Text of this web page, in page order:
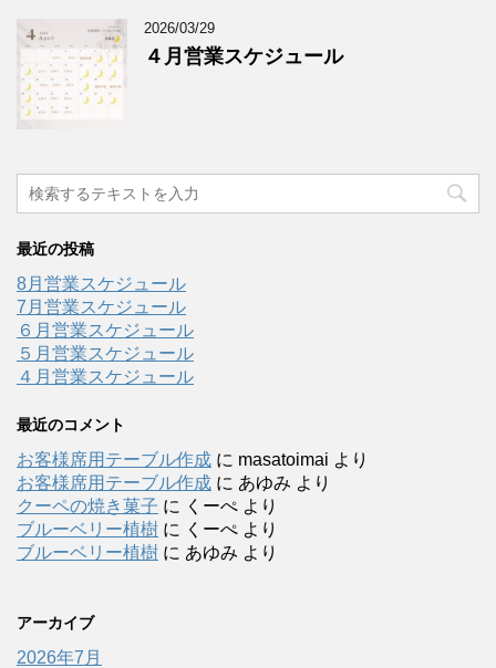
2026/03/29
４月営業スケジュール
最近の投稿
8月営業スケジュール
7月営業スケジュール
６月営業スケジュール
５月営業スケジュール
４月営業スケジュール
最近のコメント
お客様席用テーブル作成 に masatoimai より
お客様席用テーブル作成 に あゆみ より
クーペの焼き菓子 に くーぺ より
ブルーベリー植樹 に くーぺ より
ブルーベリー植樹 に あゆみ より
アーカイブ
2026年7月